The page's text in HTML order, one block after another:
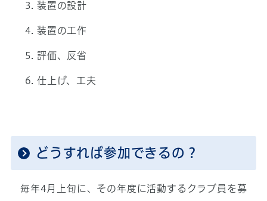
装置の設計
装置の工作
評価、反省
仕上げ、工夫
どうすれば参加できるの？
毎年4月上旬に、その年度に活動するクラブ員を募